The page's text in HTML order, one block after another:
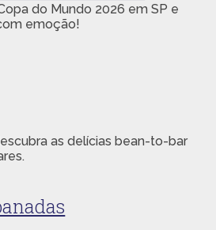
do Mundo 2026 em SP e
emoção!
as delícias bean-to-bar